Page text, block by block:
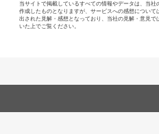
当サイトで掲載しているすべての情報やデータは、当社
作成したものとなりますが、サービスへの感想について
出された見解・感想となっており、当社の見解・意見で
いた上でご覧ください。